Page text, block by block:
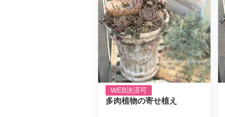
WEB決済可
多肉植物の寄せ植え